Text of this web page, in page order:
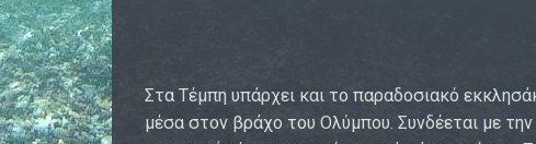
Στα Τέμπη υπάρχει και το παραδοσιακό
μέσα στον βράχο του Ολύμπου. Συνδέεται με την